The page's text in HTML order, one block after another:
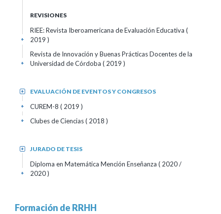
REVISIONES
RIEE: Revista Iberoamericana de Evaluación Educativa (
2019 )
+
Revista de Innovación y Buenas Prácticas Docentes de la
Universidad de Córdoba ( 2019 )
+
EVALUACIÓN DE EVENTOS Y CONGRESOS
+
CUREM-8 ( 2019 )
+
Clubes de Ciencias( 2018 )
+
JURADO DE TESIS
+
Diploma en Matemática Mención Enseñanza ( 2020 /
2020 )
+
Formación de RRHH